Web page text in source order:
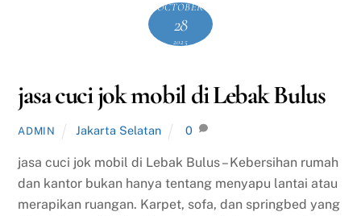
OCTOBER
28
2025
jasa cuci jok mobil di Lebak Bulus
ADMIN Jakarta Selatan 0
jasa cuci jok mobil di Lebak Bulus – Kebersihan rumah
dan kantor bukan hanya tentang menyapu lantai atau
merapikan ruangan. Karpet, sofa, dan springbed yang